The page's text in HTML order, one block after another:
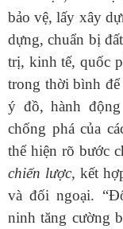
bảo vệ, lấy xây
dựng, chuẩn bị
trị, kinh tế, quốc
trong thời bình để
ý đồ, hành
chống phá của
thể hiện rõ bước
chiến lược, kết
và đối ngoại.
ninh tăng cường